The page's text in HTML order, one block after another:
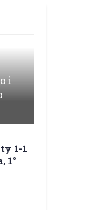
i
1-1
1°